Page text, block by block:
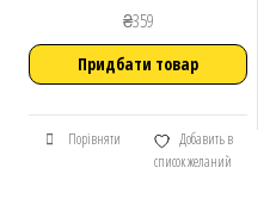
₴359
Придбати товар
Порівняти
Добавить в
список желаний